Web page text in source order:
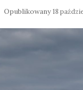
Opublikowany18